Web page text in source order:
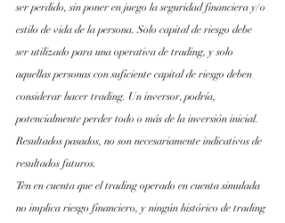
ser perdido, sin poner en juego la seguridad financiera y/o
estilo de vida de la persona. Solo capital de riesgo debe
ser utilizado para una operativa de trading, y solo
aquellas personas con suficiente capital de riesgo deben
considerar hacer trading. Un inversor, podría,
potencialmente perder todo o más de la inversión inicial.
Resultados pasados, no son necesariamente indicativos de
resultados futuros.
Ten en cuenta que el trading operado en cuenta simulada
no implica riesgo financiero, y ningún histórico de trading